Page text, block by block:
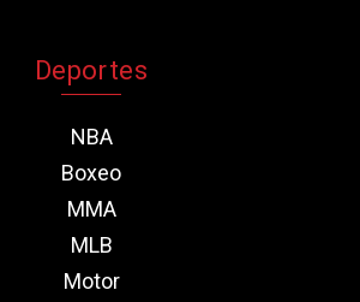
Deportes
NBA
Boxeo
MMA
MLB
Motor